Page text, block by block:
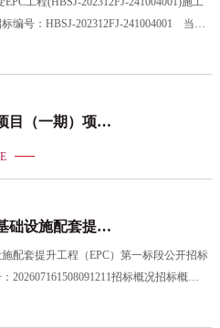
HBSJ-
编号：HBSJ-202312FJ-241004001 当代·
程（招标项目名称）当代·南湖壹品项目专
）（媒介名称）上发布了评
年07月15日至2026年07月17日。招标人
本次招标的
目（一期）项目
础设施配套提升
配套提升工程（EPC）第一标段公开招标
202607161508091211招标概况招标概
设施配套提升工程（EPC）第一标段工